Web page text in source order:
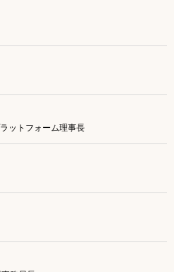
ットフォーム理事長